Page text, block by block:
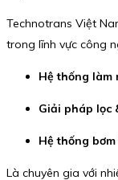
Technotrans Việt
trong lĩnh vực công
Hệ thống làm
Giải pháp lọc
Hệ thống
Là chuyên gia với